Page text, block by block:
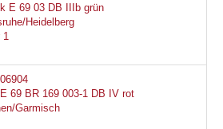
E 69 03 DB IIIb grün
Heidelberg
69 BR 169 003-1 DB IV rot
Garmisch